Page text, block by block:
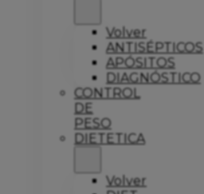
Volver
ANTISÉPTICOS
APÓSITOS
DIAGNÓSTICO
CONTROL
DE
PESO
DIETETICA
Volver